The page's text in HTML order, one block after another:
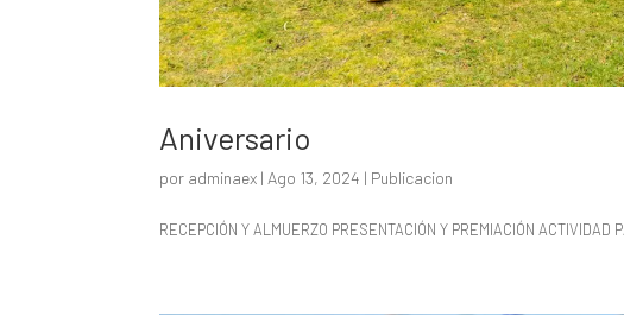
Aniversario
por adminaex | Ago 13, 2024 | Publicacion
RECEPCIÓN Y ALMUERZO PRESENTACIÓN Y PREMIACIÓN ACTIVIDAD